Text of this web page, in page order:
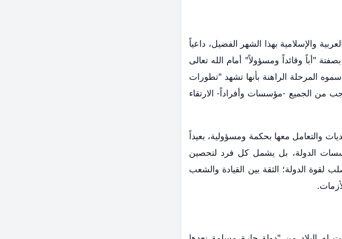
والإسلامية بهذا الشهر الفضيل، داعياً
"أباً وقائداً ومسؤولاً" أمام الله تعالى
المرحلة الراهنة بأنها تشهد "تطورات
من الجميع -مؤسسات وأفراداً- الارتقاء
والتعامل معها بحكمة ومسؤولية، بعيداً
الدولة، بل يشمل كل فرد لتحصين
الدولة؛ الثقة بين القيادة والشعب